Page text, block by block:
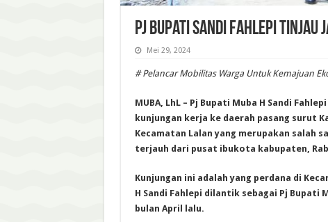
Pj Bupati Sandi Fahlepi Tinjau
Mei 29, 2024
# Pelancar Mobilitas Warga Untuk Kemajuan
MUBA, LhL – Pj Bupati Muba H Sandi
kunjungan kerja ke daerah pasang surut
Kecamatan Lalan yang merupakan salah
terjauh dari pusat ibukota kabupaten,
Kunjungan ini adalah yang perdana di
H Sandi Fahlepi dilantik sebagai Pj Bupati
bulan April lalu.